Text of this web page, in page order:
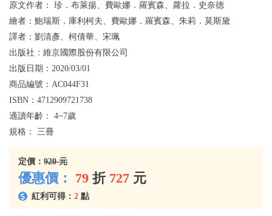
原文作者： 珍．布萊揚、費歐娜．羅賓森、蘿拉．史奈德
繪者： 鮑瑞斯．庫利柯夫、費歐娜．羅賓森、朱莉．莫斯黛
譯者： 劉清彥、柯倩華、宋珮
出版社： 維京國際股份有限公司
出版日期： 2020/03/01
商品編號： AC044F31
ISBN： 4712909721738
適讀年齡： 4~7歲
規格： 三冊
定價： 920 元
優惠價： 79 折 727 元
紅利可得： 2 點